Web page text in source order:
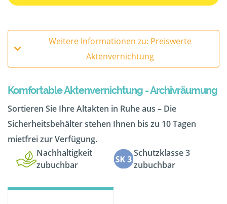
Weitere Informationen zu: Preiswerte
Aktenvernichtung
Komfortable Aktenvernichtung - Archivräumung
Sortieren Sie Ihre Altakten in Ruhe aus – Die
Sicherheitsbehälter stehen Ihnen bis zu 10 Tagen
mietfrei zur Verfügung.
Nachhaltigkeit
zubuchbar
Schutzklasse 3
zubuchbar